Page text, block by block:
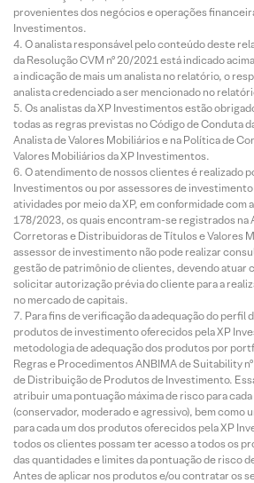
provenientes dos negócios e operações
Investimentos.
O analista responsável pelo conteúdo deste
da Resolução CVM nº 20/2021 está indicado
a indicação de mais um analista no relatório, o
analista credenciado a ser mencionado no
Os analistas da XP Investimentos estão
todas as regras previstas no Código de Conduta
Analista de Valores Mobiliários e na Política de
Valores Mobiliários da XP Investimentos.
O atendimento de nossos clientes é realizado
Investimentos ou por assessores de
atividades por meio da XP, em conformidade com
178/2023, os quais encontram-se registrados na
Corretoras e Distribuidoras de Títulos e Valores
assessor de investimento não pode realizar
gestão de patrimônio de clientes, devendo atuar
solicitar autorização prévia do cliente para a
no mercado de capitais.
Para fins de verificação da adequação do perfil
produtos de investimento oferecidos pela XP
metodologia de adequação dos produtos por
Regras e Procedimentos ANBIMA de Suitability
de Distribuição de Produtos de Investimento.
atribuir uma pontuação máxima de risco para
(conservador, moderado e agressivo), bem como
para cada um dos produtos oferecidos pela XP
todos os clientes possam ter acesso a todos os
das quantidades e limites da pontuação de risco
Antes de aplicar nos produtos e/ou contratar os